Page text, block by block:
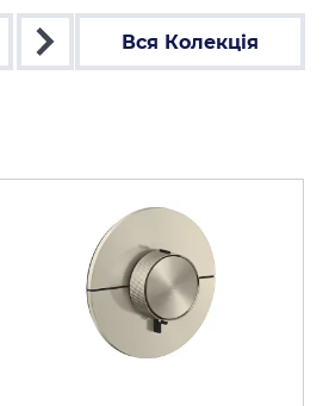
Вся Колекція